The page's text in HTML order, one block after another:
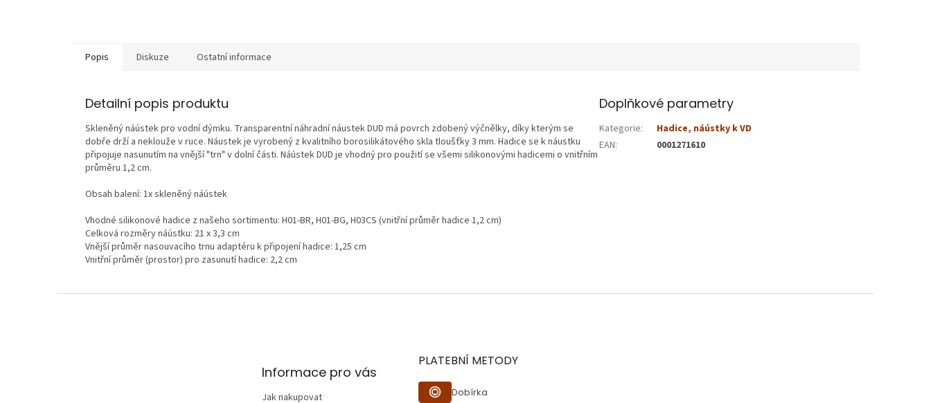
Popis Diskuze Ostatní informace
Detailní popis produktu
Skleněný náústek pro vodní dýmku. Transparentní náhradní náustek DUD má povrch zdobený výčnělky, díky kterým se
dobře drží a neklouže v ruce. Náustek je vyrobený z kvalitního borosilikátového skla tloušťky 3 mm. Hadice se k náustku
připojuje nasunutím na vnější "trn" v dolní části. Náústek DUD je vhodný pro použití se všemi silikonovými hadicemi o vnitřním
průměru 1,2 cm.
Obsah balení: 1x skleněný náústek
Vhodné silikonové hadice z našeho sortimentu: H01-BR, H01-BG, H03CS (vnitřní průměr hadice 1,2 cm)
Celková rozměry náústku: 21 x 3,3 cm
Vnější průměr nasouvacího trnu adaptéru k připojení hadice: 1,25 cm
Vnitřní průměr (prostor) pro zasunutí hadice: 2,2 cm
Doplňkové parametry
Kategorie:
Hadice, náústky k VD
EAN: 0001271610
Informace pro vás
Jak nakupovat
PLATEBNÍ METODY
Dobírka